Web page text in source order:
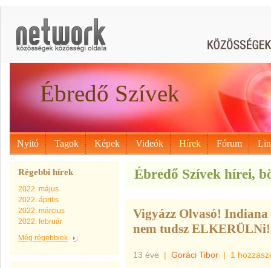
Ébredő Szívek
Nyitó Tagok Képek Videók Hírek Fórum
Régebbi hírek
2022. május
2022. április
2022. március
2022. február
Még régebbiek
Ébredő Szívek hírei,
Vigyázz Olvasó!
nem tudsz
13 éve | Goráci Tibor | 1